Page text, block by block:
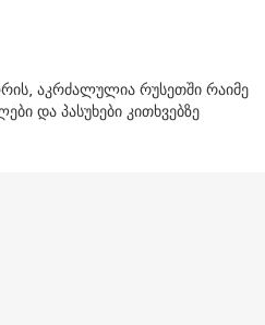
აკრძალულია რუსეთში რაიმე
და პასუხები კითხვებზე